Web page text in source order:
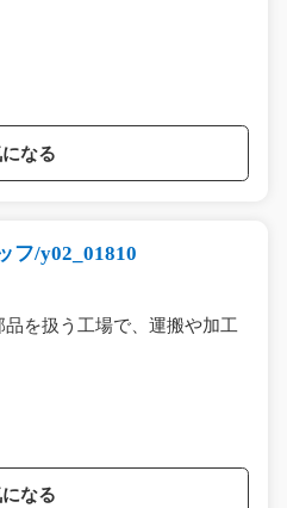
なる
フ/y02_01810
を扱う工場で、運搬や加工
なる